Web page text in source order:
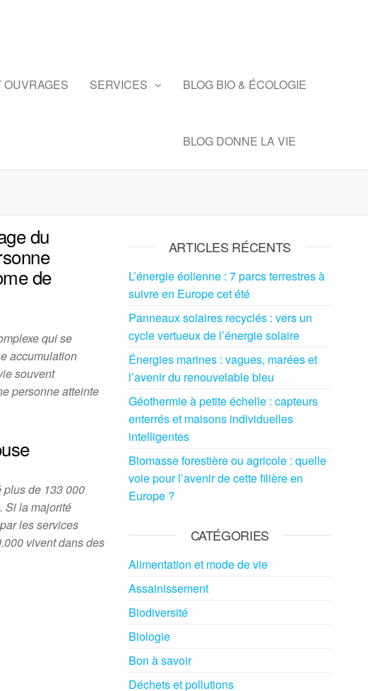
SERVICES BLOG BIO & ÉCOLOGIE
BLOG DONNE LA VIE
du
de
qui se
accumulation
souvent
personne atteinte
de 133 000
Si la majorité
les services
vivent dans des
ARTICLES RÉCENTS
L’énergie éolienne : 7 parcs terrestres à
suivre en Europe cet été
Panneaux solaires recyclés : vers un
cycle vertueux de l’énergie solaire
Énergies marines : vagues, marées et
l’avenir du renouvelable bleu
Géothermie à petite échelle : capteurs
enterrés et maisons individuelles
intelligentes
Biomasse forestière ou agricole : quelle
voie pour l’avenir de cette filière en
Europe ?
CATÉGORIES
Alimentation et mode de vie
Assainissement
Biodiversité
Biologie
Bon à savoir
Déchets et pollutions